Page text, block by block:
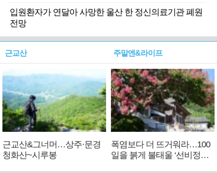
입원환자가 연달아 사망한 울산 한 정신의료기관 폐원
전망
근교산
근교산&그너머…상주·문경
청화산~시루봉
주말엔&라이프
폭염보다 더 뜨거워라…100
일을 붉게 불태울 ‘선비정신’